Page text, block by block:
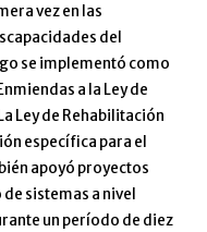
vez en las
del
se implementó como
a la Ley de
Ley de Rehabilitación
específica para el
apoyó proyectos
sistemas a nivel
un período de diez